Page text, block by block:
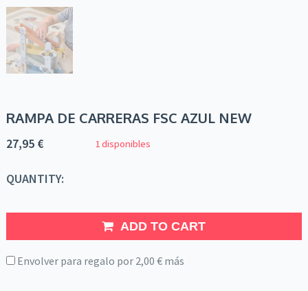
RAMPA DE CARRERAS FSC AZUL NEW
27,95 € 1 disponibles
QUANTITY:
ADD TO CART
Envolver para regalo por 2,00 €más